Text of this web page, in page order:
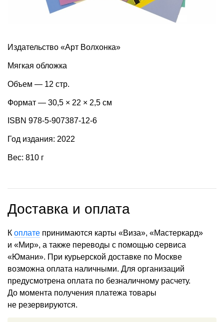
Издательство «Арт Волхонка»
Мягкая обложка
Объем — 12 стр.
Формат — 30,5 × 22 × 2,5 см
ISBN 978-5-907387-12-6
Год издания: 2022
Вес: 810 г
Доставка и оплата
К оплате принимаются карты «Виза», «Мастеркард»
и «Мир», а также переводы с помощью сервиса
«Юмани». При курьерской доставке по Москве
возможна оплата наличными. Для организаций
предусмотрена оплата по безналичному расчету.
До момента получения платежа товары
не резервируются.